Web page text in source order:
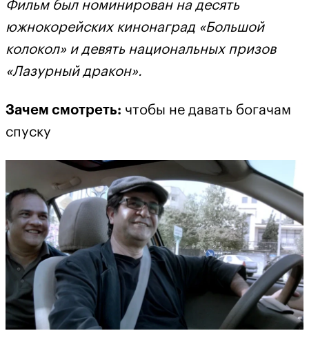
Фильм был номинирован на десять
южнокорейских кинонаград «Большой
колокол» и девять национальных призов
«Лазурный дракон».
Зачем смотреть: чтобы не давать богачам
спуску